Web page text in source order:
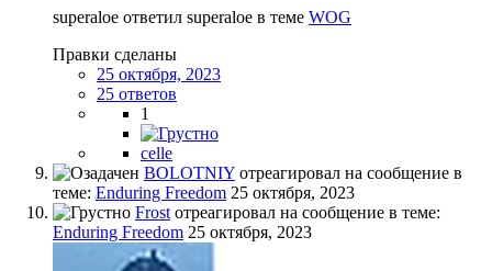
superaloe ответил superaloe в теме WOG
Правки сделаны
25 октября, 2023
25 ответов
1
celle
BOLOTNIY отреагировал на сообщение в
теме: Enduring Freedom 25 октября, 2023
Frost отреагировал на сообщение в теме:
Enduring Freedom 25 октября, 2023